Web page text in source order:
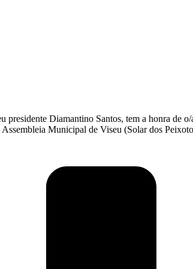
presidente Diamantino Santos, tem a honra
Municipal de Viseu (Solar dos